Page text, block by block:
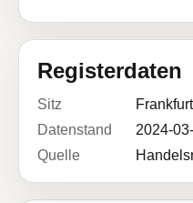
Registerdaten
Sitz
Datenstand
2024-
Quelle